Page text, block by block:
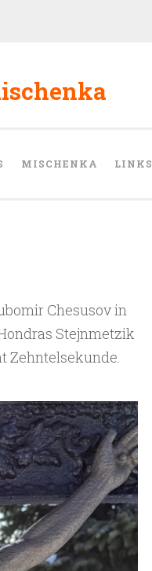
MISCHENKA LINKS
Chesusov in
Stejnmetzik
Zehntelsekunde.